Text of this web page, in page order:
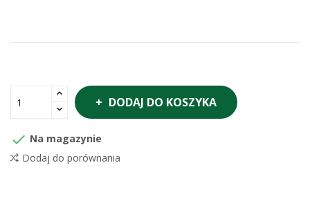
DODAJ DO KOSZYKA
 Na magazynie
Dodaj do porównania